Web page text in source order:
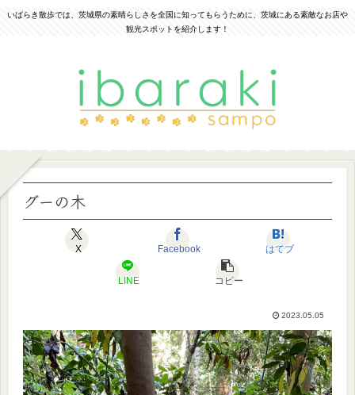
いばらき散歩では、茨城県の素晴らしさを全国に知ってもらうために、茨城にある素敵なお店や
観光スポットを紹介します！
グーの木
X Facebook はてブ
LINE コピー
2023.05.05